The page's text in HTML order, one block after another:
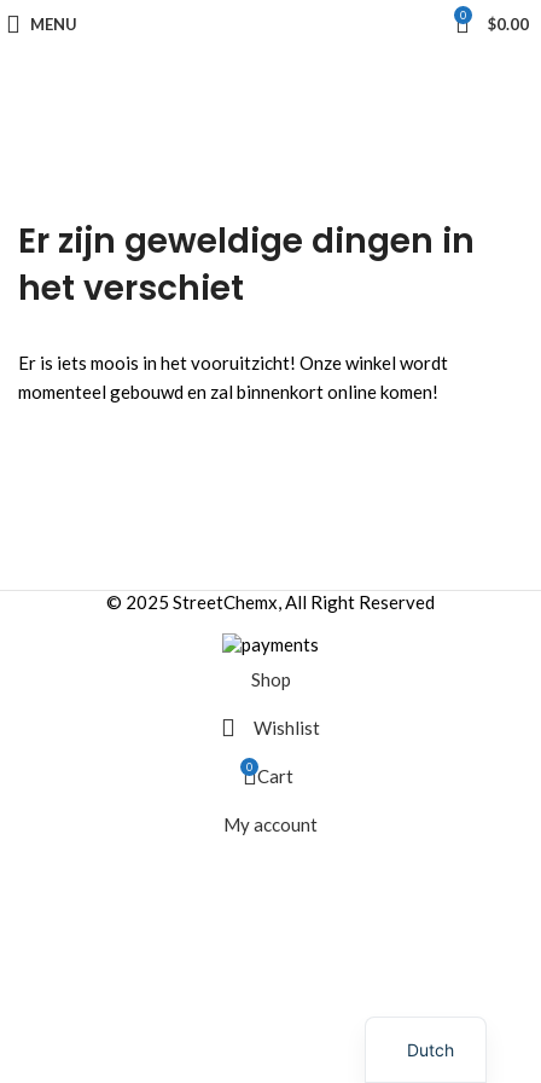
MENU 0 $0.00
Er zijn geweldige dingen in
het verschiet
Er is iets moois in het vooruitzicht! Onze winkel wordt
momenteel gebouwd en zal binnenkort online komen!
© 2025 StreetChemx, All Right Reserved
Shop
Wishlist
0 Cart
My account
Dutch